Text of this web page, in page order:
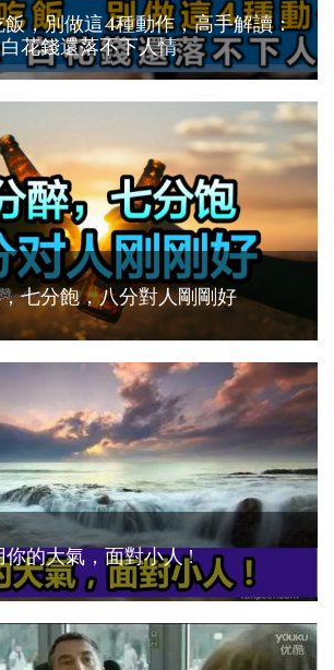
，別做這4種動作，高手解讀：
白花錢還落不下人情
七分飽，八分對人剛剛好
你的大氣，面對小人 !